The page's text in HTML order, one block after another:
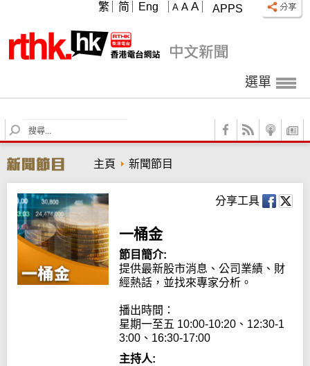
APPS
A A A
繁 简 Eng
選單
S
e
r
c
h
主頁 新聞節目
分享工具
一桶金
節目簡介:
提供最新股市消息、公司業績、財
經熱話，並找來專家分析。
播出時間：
星期一至五 10:00-10:20、12:30-1
3:00、16:30-17:00
主持人: